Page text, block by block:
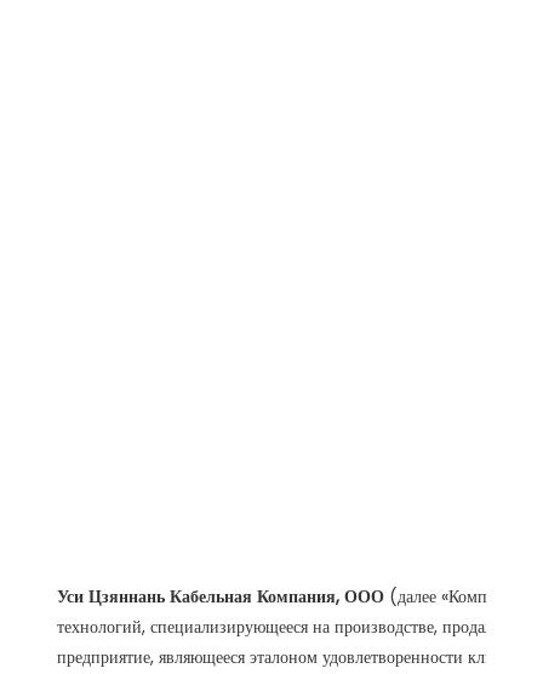
Уси Цзяннань Кабельная Компания, ООО (далее
технологий, специализирующееся на производстве, продаже и
предприятие, являющееся эталоном удовлетворенности